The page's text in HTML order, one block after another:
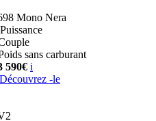
Mono Nera
Puissance
sans carburant
590€ i
Découvrez -le